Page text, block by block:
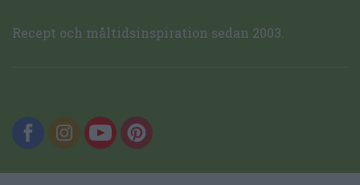
Recept och måltidsinspiration sedan 2003.